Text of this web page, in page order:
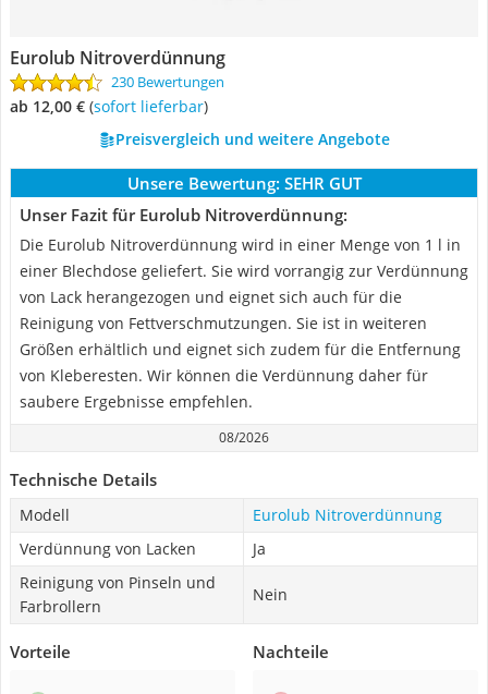
Eurolub Nitroverdünnung
230 Bewertungen
ab 12,00 € ( Sofort lieferbar)
Preisvergleich und weitere Angebote
Unsere Bewertung: SEHR GUT
Unser Fazit für Eurolub Nitroverdünnung:
Die Eurolub Nitroverdünnung wird in einer Menge von 1 l in
einer Blechdose geliefert. Sie wird vorrangig zur Verdünnung
von Lack herangezogen und eignet sich auch für die
Reinigung von Fettverschmutzungen. Sie ist in weiteren
Größen erhältlich und eignet sich zudem für die Entfernung
von Kleberesten. Wir können die Verdünnung daher für
saubere Ergebnisse empfehlen.
08/2026
Technische Details
Modell
Eurolub Nitroverdünnung
Verdünnung von Lacken
Ja
Reinigung von Pinseln und
Farbrollern
Nein
Vorteile Nachteile